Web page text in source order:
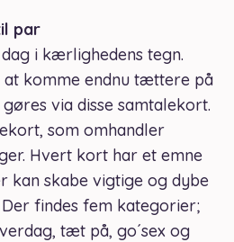
par
i kærlighedens tegn.
komme endnu tættere på
via disse samtalekort.
som omhandler
Hvert kort har et emne
kan skabe vigtige og dybe
findes fem kategorier;
tæt på, go´sex og